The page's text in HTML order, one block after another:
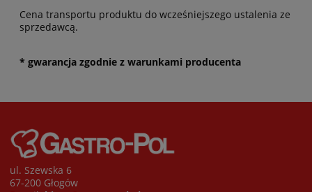
Cena transportu produktu do wcześniejszego ustalenia ze
sprzedawcą.
* gwarancja zgodnie z warunkami producenta
ul. Szewska 6
67-200 Głogów